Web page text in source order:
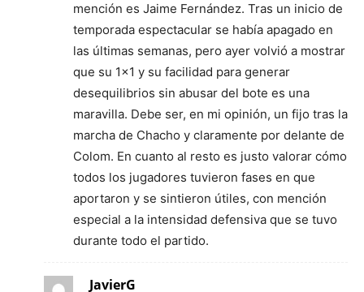
mención es Jaime Fernández. Tras un inicio de
temporada espectacular se había apagado en
las últimas semanas, pero ayer volvió a mostrar
que su 1×1 y su facilidad para generar
desequilibrios sin abusar del bote es una
maravilla. Debe ser, en mi opinión, un fijo tras la
marcha de Chacho y claramente por delante de
Colom. En cuanto al resto es justo valorar cómo
todos los jugadores tuvieron fases en que
aportaron y se sintieron útiles, con mención
especial a la intensidad defensiva que se tuvo
durante todo el partido.
JavierG